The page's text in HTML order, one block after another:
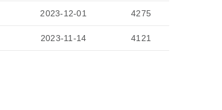
2023-12-01 4275
2023-11-14 4121